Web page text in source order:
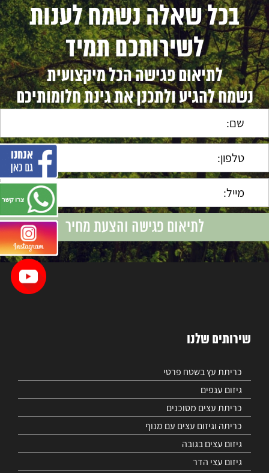
בכל שאלה נשמח לענות
לשירותכם תמיד
לתיאום פגישה הכל מיקצועית
נשמח להגיע ולתכנן את גינת חלומותיכם
שירותים שלנו
כריתת עץ בשטח פרטי
גיזום ענפים
כריתת עצים מסוכנים
כריתה וגיזום עצים עם מנוף
גיזום עצים בגובה
גיזום עצי הדר